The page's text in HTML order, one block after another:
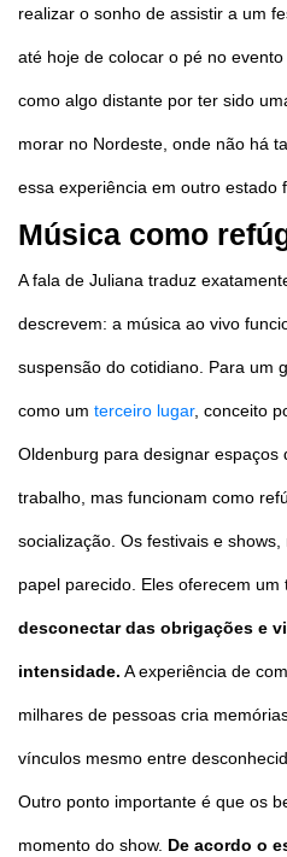
realizar o sonho de assistir a um
até hoje de colocar o pé no
como algo distante por ter sido
morar no Nordeste, onde não há
essa experiência em outro estado
Música como
A fala de Juliana traduz
descrevem: a música ao vivo
suspensão do cotidiano. Para um
como um terceiro lugar, conceito
Oldenburg para designar espaços
trabalho, mas funcionam como
socialização. Os festivais e
papel parecido. Eles oferecem
desconectar das obrigações e
intensidade. A experiência de
milhares de pessoas cria
vínculos mesmo entre
Outro ponto importante é que os
momento do show. De acordo o